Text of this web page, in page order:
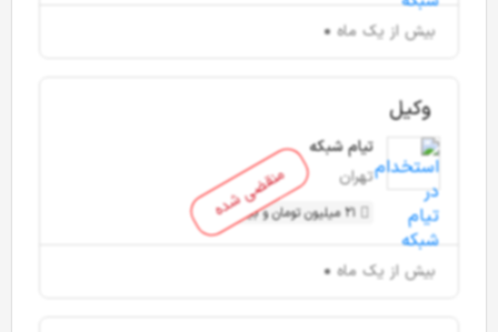
بیش از یک ماه
منقضی شده
وکیل
تیام شبکه
تهران
21 میلیون تومان و بیشتر
بیش از یک ماه